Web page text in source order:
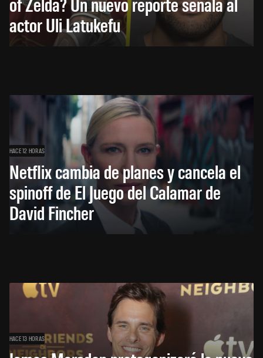
actor Uli Latukefu
HACE 12 HORAS
Netflix cambia de planes y cancela el
spinoff de El Juego del Calamar de
David Fincher
HACE 13 HORAS